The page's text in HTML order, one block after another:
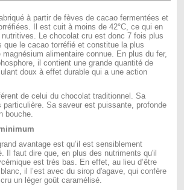
à partir de fèves de cacao fermentées et
Il est cuit à moins de 42°C, ce qui en
Le chocolat cru est donc 7 fois plus
que le cacao torréfié et constitue la plus
magnésium alimentaire connue. En plus du fer,
il contient une grande quantité de
doux à effet durable qui a une action
de celui du chocolat traditionnel. Sa
Sa saveur est puissante, profonde
bouche.
avantage est qu’il est sensiblement
Il faut dire que, en plus des nutriments qu'il
est très bas. En effet, au lieu d’être
il l’est avec du sirop d'agave, qui confère
un léger goût caramélisé.